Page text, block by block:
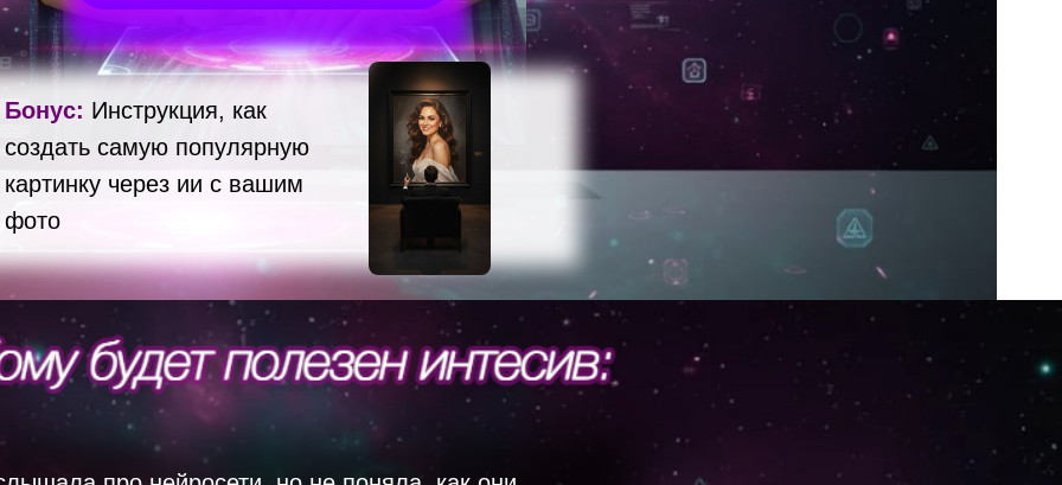
Бонус: Инструкция, как
создать самую популярную
картинку через ии с вашим
фото